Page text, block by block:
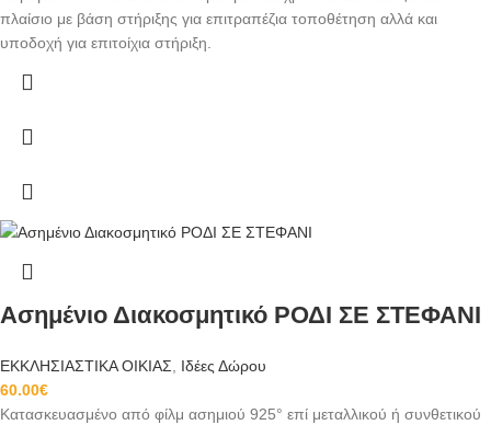
πλαίσιο με βάση στήριξης για επιτραπέζια τοποθέτηση αλλά και
υποδοχή για επιτοίχια στήριξη.
Ασημένιο Διακοσμητικό ΡΟΔΙ ΣΕ ΣΤΕΦΑΝΙ
ΕΚΚΛΗΣΙΑΣΤΙΚΑ ΟΙΚΙΑΣ
Ιδέες Δώρου
60.00€
Κατασκευασμένο από φίλμ ασημιού 925° επί μεταλλικού ή συνθετικού